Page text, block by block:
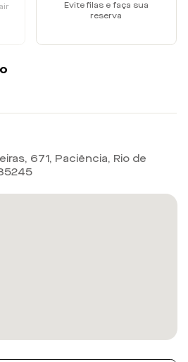
Evite filas e faça sua
reserva
671, Paciência, Rio de